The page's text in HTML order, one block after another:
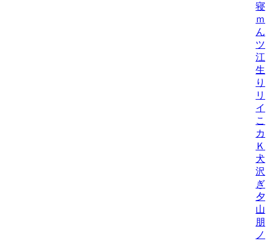
寝
ｍ
ん
ツ
江
生
り
リ
イ
こ
カ
Ｋ
犬
沢
ぎ
夕
山
朋
ノ